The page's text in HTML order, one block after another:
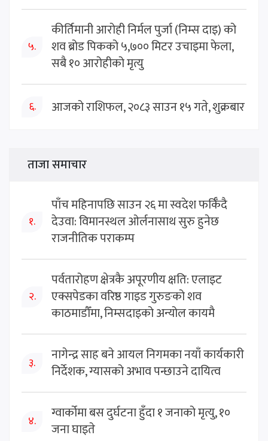
५.
कीर्तिमानी आरोही निर्मल पुर्जा (निम्स दाइ) को
शव ब्रोड पिकको ५,७०० मिटर उचाइमा फेला,
सबै १० आरोहीको मृत्यु
६. आजको राशिफल, २०८३ साउन १५ गते, शुक्रबार
ताजा समाचार
१.
पाँच महिनापछि साउन २६ मा स्वदेश फर्किँदै
देउवा: विमानस्थल ओर्लनासाथ सुरु हुनेछ
राजनीतिक पराकम्प
२.
पर्वतारोहण क्षेत्रकै अपूरणीय क्षति: एलाइट
एक्सपेडका वरिष्ठ गाइड गुरुङको शव
काठमाडौँमा, निम्सदाइको अन्योल कायमै
३.
नागेन्द्र साह बने आयल निगमका नयाँ कार्यकारी
निर्देशक, ग्यासको अभाव पन्छाउने दायित्व
४.
ग्वार्कोमा बस दुर्घटना हुँदा १ जनाको मृत्यु, १०
जना घाइते